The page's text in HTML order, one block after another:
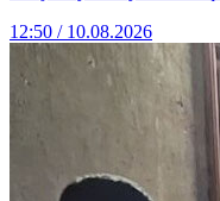
12:50 / 10.08.2026